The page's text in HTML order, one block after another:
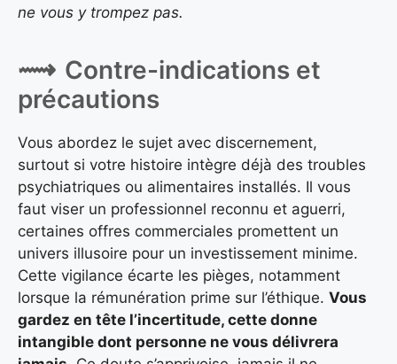
ne vous y trompez pas.
Contre-indications et
précautions
Vous abordez le sujet avec discernement,
surtout si votre histoire intègre déjà des troubles
psychiatriques ou alimentaires installés. Il vous
faut viser un professionnel reconnu et aguerri,
certaines offres commerciales promettent un
univers illusoire pour un investissement minime.
Cette vigilance écarte les pièges, notamment
lorsque la rémunération prime sur l’éthique. Vous
gardez en tête l’incertitude, cette donne
intangible dont personne ne vous délivrera